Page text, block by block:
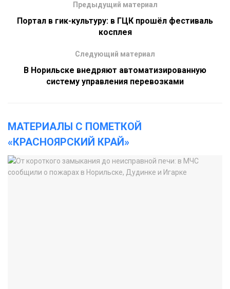
Предыдущий материал
Портал в гик-культуру: в ГЦК прошёл фестиваль
косплея
Следующий материал
В Норильске внедряют автоматизированную
систему управления перевозками
МАТЕРИАЛЫ С ПОМЕТКОЙ
«КРАСНОЯРСКИЙ КРАЙ»